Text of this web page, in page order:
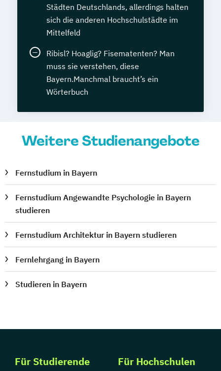
Städten Deutschlands, allerdings halten
sich die anderen Hochschulstädte im
Mittelfeld
Ribisl? Hoaglig? Fisematenten? Man
muss sie verstehen, diese
Bayern.Manchmal braucht’s ein
Wörterbuch
Weitere Studienangebote
Fernstudium in Bayern
Fernstudium Angewandte Psychologie in Bayern
studieren
Fernstudium Architektur in Bayern studieren
Fernlehrgang in Bayern
Studieren in Bayern
Für Studierende Für Hochschulen